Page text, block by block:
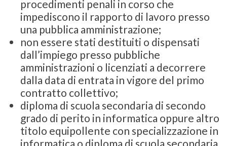
procedimenti penali in corso che
impediscono il rapporto di lavoro presso
una pubblica amministrazione;
non essere stati destituiti o dispensati
dall’impiego presso pubbliche
amministrazioni o licenziati a decorrere
dalla data di entrata in vigore del primo
contratto collettivo;
diploma di scuola secondaria di secondo
grado di perito in informatica oppure altro
titolo equipollente con specializzazione in
informatica o diploma di scuola secondaria